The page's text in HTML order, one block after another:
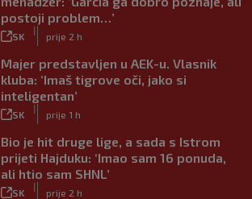
postoji problem…’
SK
|
prije 2 h
Majer predstavljen u AEK-u. Vlasnik
kluba: ‘Imaš tigrove oči, jako si
inteligentan’
SK
|
prije 1 h
Bio je hit druge lige, a sada s Istrom
prijeti Hajduku: ‘Imao sam 16 ponuda,
ali htio sam SHNL’
SK
|
prije 2 h